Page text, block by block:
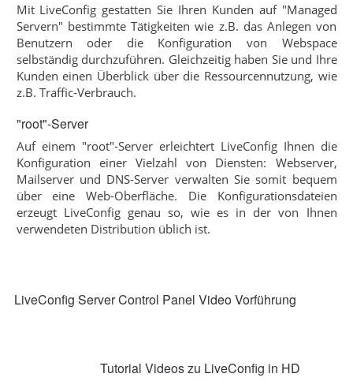
Mit LiveConfig gestatten Sie Ihren Kunden auf "Managed
Servern" bestimmte Tätigkeiten wie z.B. das Anlegen von
Benutzern oder die Konfiguration von Webspace
selbständig durchzuführen. Gleichzeitig haben Sie und Ihre
Kunden einen Überblick über die Ressourcennutzung, wie
z.B. Traffic-Verbrauch.
"root"-Server
Auf einem "root"-Server erleichtert LiveConfig Ihnen die
Konfiguration einer Vielzahl von Diensten: Webserver,
Mailserver und DNS-Server verwalten Sie somit bequem
über eine Web-Oberfläche. Die Konfigurationsdateien
erzeugt LiveConfig genau so, wie es in der von Ihnen
verwendeten Distribution üblich ist.
LiveConfig Server Control Panel Video Vorführung
Tutorial Videos zu LiveConfig in HD